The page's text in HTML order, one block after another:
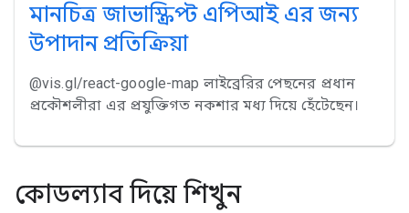
মানচিত্র জাভাস্ক্রিপ্ট এপিআই এর জন্য
উপাদান প্রতিক্রিয়া
@vis.gl/react-google-map লাইব্রেরির পেছনের প্রধান
প্রকৌশলীরা এর প্রযুক্তিগত নকশার মধ্য দিয়ে হেঁটেছেন।
কোডল্যাব দিয়ে শিখুন